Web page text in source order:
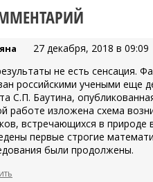
27 декабря, 2018 в 09:09
не есть сенсация.
российскими учеными еще
С.П. Баутина,
работе изложена схема
встречающихся в природе
первые строгие
были продолжены.